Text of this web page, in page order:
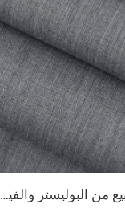
قماش تريكو كلاسيكي شائع البيع من البوليستر والفيزا لبطانة المعاطف